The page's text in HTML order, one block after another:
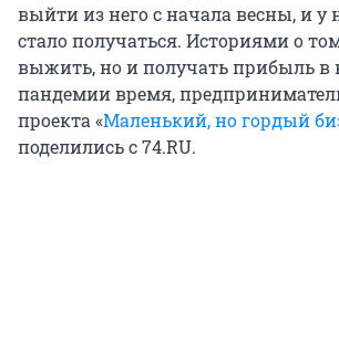
выйти из него с начала весны, и у
стало получаться. Историями о
выжить, но и получать прибыль в
пандемии время,
проекта «Маленький, но гордый
поделились с 74.RU.